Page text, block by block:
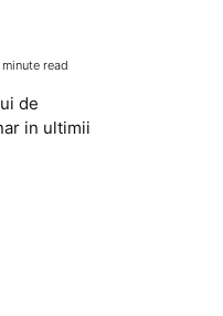
minute read
de
in ultimii